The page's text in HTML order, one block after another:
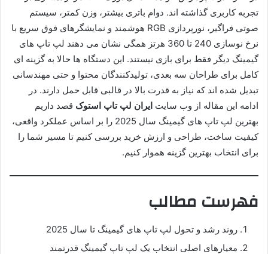
تجربه کاربری گذاشته اند. دوام باتری بیشتر، وزن کمتر، سیستم
صوتی فراگیر، نورپردازی RGB هوشمند و نمایشگرهای فوق سریع با
نرخ نوسازی 240 تا 360 هرتز همگی نشان می دهند لپ تاپ های
گیمینگ دیگر فقط برای بازی نیستند. این دستگاه ها حالا به گزینه ای
کامل برای طراحان سه بعدی، تولیدکنندگان محتوا و حتی مهندسانی
تبدیل شده اند که نیاز به قدرت بالا در قالبی قابل حمل دارند. در
ادامه این مقاله از وب سایت ایران لپ تاپ استوک قصد داریم
بهترین لپ تاپ های گیمینگ سال 2025 را بر اساس عملکرد واقعی،
کیفیت ساخت، طراحی و ارزش خرید بررسی کنیم تا مسیر شما را
برای انتخاب بهترین گزینه هموار کنیم.
فهرست مطالب
روند رشد و تحول لپ تاپ های گیمینگ تا سال 2025
معیارهای اصلی انتخاب یک لپ تاپ گیمینگ قدرتمند